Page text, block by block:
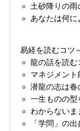
土砂降りの雨
あなたは何
易経を読むコツ
龍の話を読む
マネジメント
潜龍の志は春
一生ものの型
わからないま
「学問」の